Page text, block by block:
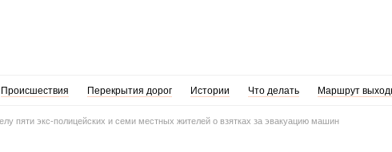
Происшествия Перекрытия дорог Истории Что делать Маршрут
пяти экс-полицейских и семи местных жителей о взятках за эвакуацию машин